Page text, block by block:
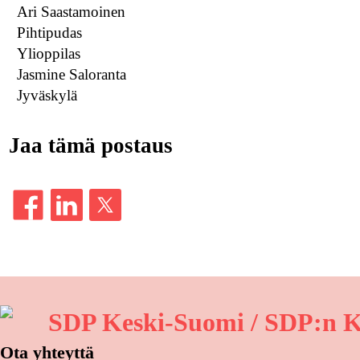
Ari Saastamoinen
Pihtipudas
Ylioppilas
Jasmine Saloranta
Jyväskylä
Jaa tämä postaus
SDP Keski-Suomi / SDP:n
Ota yhteyttä